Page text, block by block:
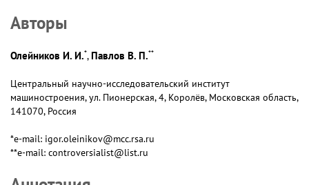
Авторы
Олейников И. И.*,Павлов В. П.**
Центральный научно-исследовательский институт
машиностроения, ул. Пионерская, 4, Королёв, Московская область,
141070, Россия
*e-mail: igor.oleinikov@mcc.rsa.ru
**e-mail: controversialist@list.ru